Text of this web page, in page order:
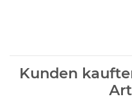
Kunden